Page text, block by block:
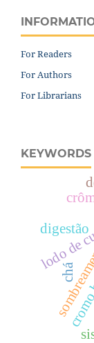
For Readers
For Authors
For Librarians
KEYWORDS
lodo de
chá
digestão